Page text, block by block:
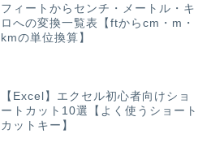
フィートからセンチ・メートル・キ
ロへの変換一覧表【ftからcm・m・
kmの単位換算】
【Excel】エクセル初心者向けショ
ートカット10選【よく使うショート
カットキー】